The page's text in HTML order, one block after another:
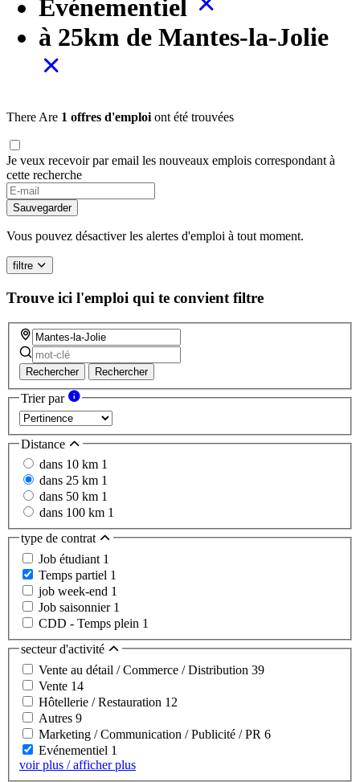
Evénementiel
à 25km de Mantes-la-Jolie
There Are 1 offres d'emploi ont été trouvées
Je veux recevoir par email les nouveaux emplois correspondant à
cette recherche
Sauvegarder
Vous pouvez désactiver les alertes d'emploi à tout moment.
filtre
Trouve ici l'emploi qui te convient filtre
Rechercher Rechercher
Trier par
Distance
dans 10 km 1
dans 25 km 1
dans 50 km 1
dans 100 km 1
type de contrat
Job étudiant 1
Temps partiel 1
job week-end 1
Job saisonnier 1
CDD - Temps plein 1
secteur d'activité
Vente au détail / Commerce / Distribution 39
Vente 14
Hôtellerie / Restauration 12
Autres 9
Marketing / Communication / Publicité / PR 6
Evénementiel 1
voir plus / afficher plus